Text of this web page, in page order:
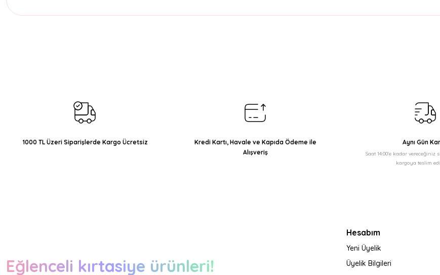
Ürün fiyatı diğer sitelerden daha pahalı.
Bu ürüne benzer farklı alternatifler olmalı.
1000 TL Üzeri Siparişlerde Kargo Ücretsiz
Kredi Kartı, Havale ve Kapıda Ödeme ile
Alışveriş
Aynı Gün
Saat 14:00'e kadar
kargoya teslim
Eğlenceli kırtasiye ürünleri!
Hesabım
Yeni Üyelik
Üyelik Bilgileri